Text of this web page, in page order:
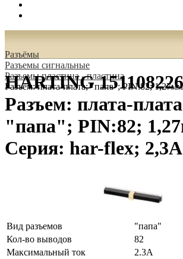
Разъёмы
Разъeмы сигнальные
Разъeмы пластина - пластина
Разъем: плата-плата; "папа"; PIN:82;
HARTING
Разъем: плата-
"папа"; PIN:82;
Серия: har-flex; 2,3А
Вид разъемов
"папа"
Кол-во выводов
82
Максимальный ток
2.3А